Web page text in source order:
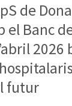
de
el Banc
2026
futur